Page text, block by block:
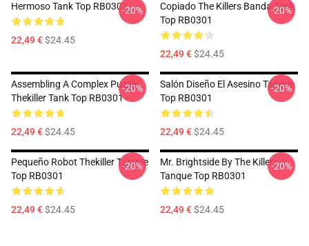
Hermoso Tank Top RB0301
22,49 €$24.45
-20%
Copiado The Killers Banda Tank
Top RB0301
22,49 €$24.45
-20%
Assembling A Complex Puzzle
Thekiller Tank Top RB0301
22,49 €$24.45
-20%
Salón Diseño El Asesino Tanque
Top RB0301
22,49 €$24.45
-20%
Pequeño Robot Thekiller Tanque
Top RB0301
22,49 €$24.45
-20%
Mr. Brightside By The Killers
Tanque Top RB0301
22,49 €$24.45
-20%